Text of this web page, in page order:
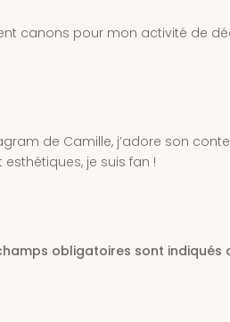
canons pour mon activité de
de Camille, j’adore son
je suis fan !
obligatoires sont indiqués